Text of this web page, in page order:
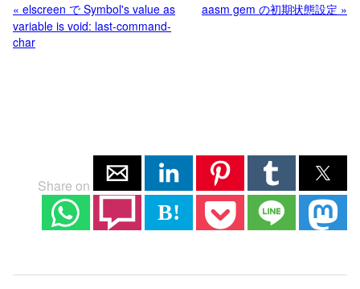
« elscreen で Symbol's value as
variable is void: last-command-
char
aasm gem の初期状態設定 »
Share on
B!